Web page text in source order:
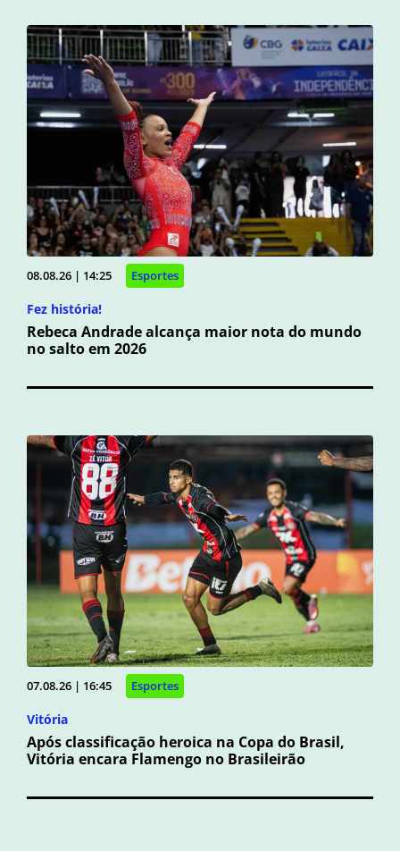
08.08.26 | 14:25 Esportes
Fez história!
Rebeca Andrade alcança maior nota do mundo
no salto em 2026
07.08.26 | 16:45 Esportes
Vitória
Após classificação heroica na Copa do Brasil,
Vitória encara Flamengo no Brasileirão